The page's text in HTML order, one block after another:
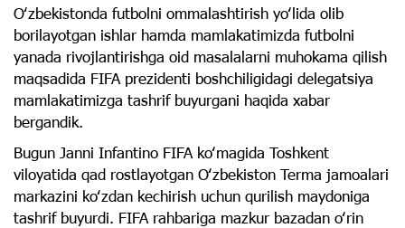
Oʻzbekistonda futbolni ommalashtirish yoʻlida olib
borilayotgan ishlar hamda mamlakatimizda futbolni
yanada rivojlantirishga oid masalalarni muhokama qilish
maqsadida FIFA prezidenti boshchiligidagi delegatsiya
mamlakatimizga tashrif buyurgani haqida xabar
bergandik.
Bugun Janni Infantino FIFA koʻmagida Toshkent
viloyatida qad rostlayotgan Oʻzbekiston Terma jamoalari
markazini koʻzdan kechirish uchun qurilish maydoniga
tashrif buyurdi. FIFA rahbariga mazkur bazadan oʻrin